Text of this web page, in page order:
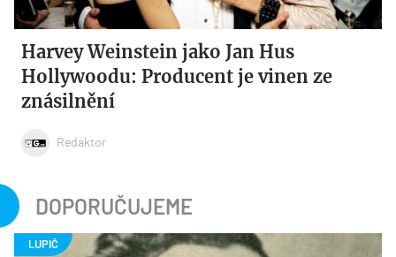
Harvey Weinstein jako Jan Hus
Hollywoodu: Producent je vinen ze
znásilnění
Redaktor
DOPORUČUJEME